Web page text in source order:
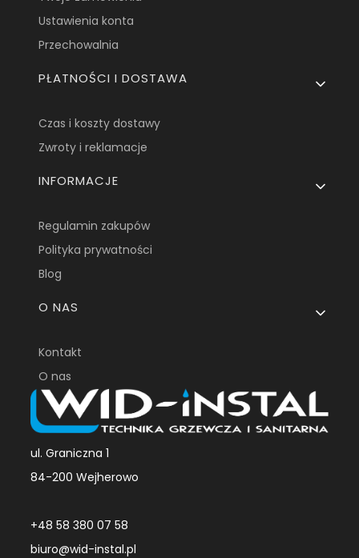
Ustawienia konta
Przechowalnia
PŁATNOŚCI I DOSTAWA
Czas i koszty dostawy
Zwroty i reklamacje
INFORMACJE
Regulamin zakupów
Polityka prywatności
Blog
O NAS
Kontakt
O nas
ul. Graniczna 1
84-200 Wejherowo
+48 58 380 07 58
biuro@wid-instal.pl